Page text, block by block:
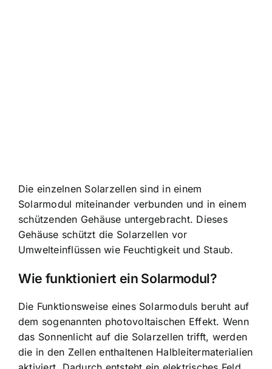
Die einzelnen Solarzellen sind in einem
Solarmodul miteinander verbunden und in einem
schützenden Gehäuse untergebracht. Dieses
Gehäuse schützt die Solarzellen vor
Umwelteinflüssen wie Feuchtigkeit und Staub.
Wie funktioniert ein Solarmodul?
Die Funktionsweise eines Solarmoduls beruht auf
dem sogenannten photovoltaischen Effekt. Wenn
das Sonnenlicht auf die Solarzellen trifft, werden
die in den Zellen enthaltenen Halbleitermaterialien